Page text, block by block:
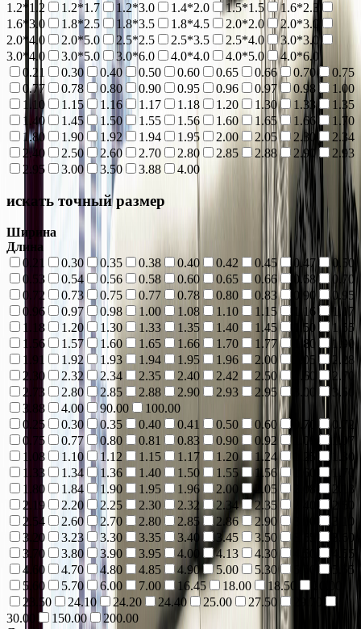
1.2*1.2
1.2*1.7 1.2*3.0 1.4*2.0 1.5*1.5
1.6*2.3
1.6*3.0
1.8*2.5 1.8*3.5 1.8*4.5 2.0*2.0
2.0*3.0
2.0*4.0
2.0*5.0 2.5*2.5 2.5*3.5 2.5*4.0
3.0*3.0
3.0*4.0
3.0*5.0 3.0*6.0 4.0*4.0 4.0*5.0
4.0*6.0
0.21
0.30 0.40 0.50 0.60 0.65 0.66 0.70
0.75
0.77
0.78 0.80 0.90 0.95 0.96 0.97 0.98
1.00
1.10
1.15 1.16 1.17 1.18 1.20 1.30 1.33
1.35
1.40
1.45 1.50 1.55 1.56 1.60 1.65 1.66
1.70
1.80
1.90 1.92 1.94 1.95 2.00 2.05 2.30
2.34
2.40
2.50 2.60 2.70 2.80 2.85 2.88 2.90
2.93
2.95
3.00 3.50 3.88 4.00
искать точный размер
Ширина
Длина
0.21
0.30 0.35 0.38 0.40 0.42 0.45 0.47
0.50
0.53
0.54 0.56 0.58 0.60 0.65 0.66 0.68
0.70
0.72
0.73 0.75 0.77 0.78 0.80 0.83 0.90
0.95
0.96
0.97 0.98 1.00 1.08 1.10 1.15 1.16
1.17
1.18
1.20 1.30 1.33 1.35 1.40 1.45 1.50
1.55
1.56
1.57 1.60 1.65 1.66 1.70 1.77 1.80
1.90
1.91
1.92 1.93 1.94 1.95 1.96 2.00 2.05
2.28
2.30
2.32 2.34 2.35 2.40 2.42 2.50 2.60
2.70
2.73
2.80 2.85 2.88 2.90 2.93 2.95 3.00
3.50
3.88
4.00 90.00
100.00
0.25
0.30 0.35 0.40 0.41 0.50 0.60 0.70
0.72
0.75
0.77 0.80 0.81 0.83 0.90 0.92 1.00
1.07
1.08
1.10 1.12 1.15 1.17 1.20 1.24 1.25
1.30
1.33
1.34 1.36 1.40 1.50 1.55 1.56
1.70
1.80
1.84 1.90 1.95 1.96 2.00 2.05 2.08
2.13
2.19
2.20 2.25 2.30 2.32 2.34 2.35
2.50
2.54
2.60 2.70 2.80 2.85 2.86 2.90
3.10
3.20
3.23 3.30 3.35 3.40 3.45 3.50
3.60
3.70
3.80 3.90 3.95 4.00 4.13 4.30
4.55
4.60
4.70 4.80 4.85 4.90 5.00 5.30
5.55
5.60
5.70 6.00 7.00 16.45 18.00 18.50
20.00
23.50
24.10 24.20 24.40 25.00 27.50
30.00
150.00
200.00